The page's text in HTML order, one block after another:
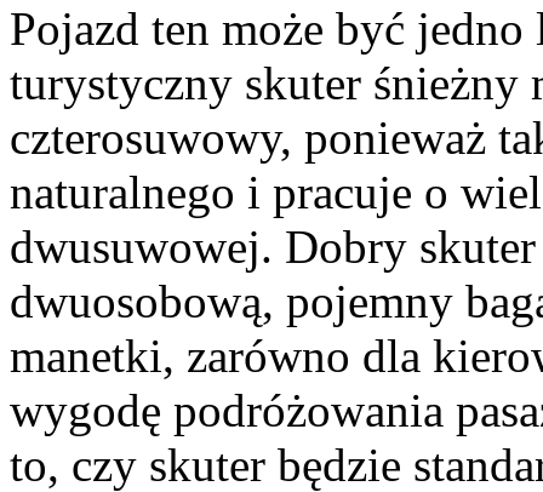
Pojazd ten może być
turystyczny skuter
czterosuwowy, ponieważ
naturalnego i pracuje o
dwusuwowej. Dobry
dwuosobową, pojemny
manetki, zarówno dla
wygodę podróżowania
to, czy skuter będzie